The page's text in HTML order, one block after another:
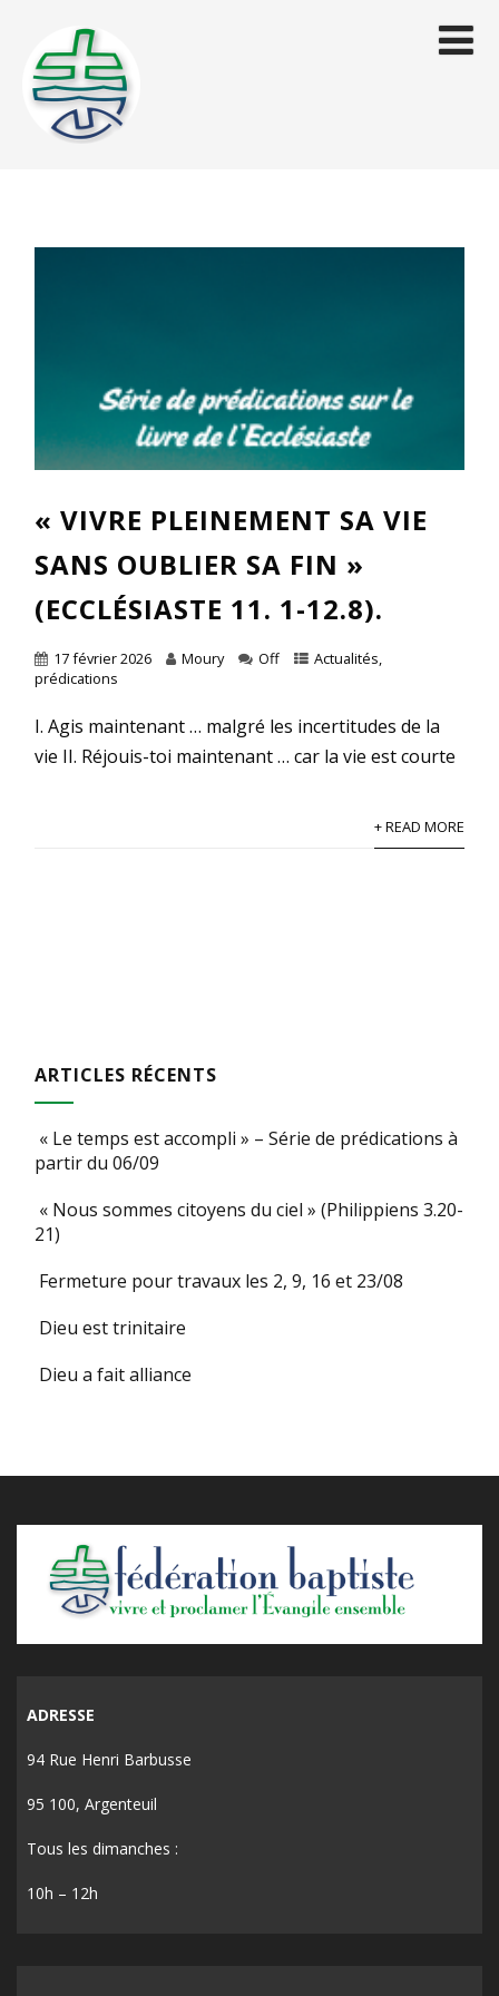
« VIVRE PLEINEMENT SA VIE
SANS OUBLIER SA FIN »
(ECCLÉSIASTE 11. 1-12.8).
17 février 2026 Moury Off Actualités,
prédications
I. Agis maintenant … malgré les incertitudes de la
vie II. Réjouis-toi maintenant … car la vie est courte
+ READ MORE
ARTICLES RÉCENTS
« Le temps est accompli » – Série de prédications à
partir du 06/09
« Nous sommes citoyens du ciel » (Philippiens 3.20-
21)
Fermeture pour travaux les 2, 9, 16 et 23/08
Dieu est trinitaire
Dieu a fait alliance
ADRESSE
94 Rue Henri Barbusse
95 100, Argenteuil
Tous les dimanches :
10h – 12h